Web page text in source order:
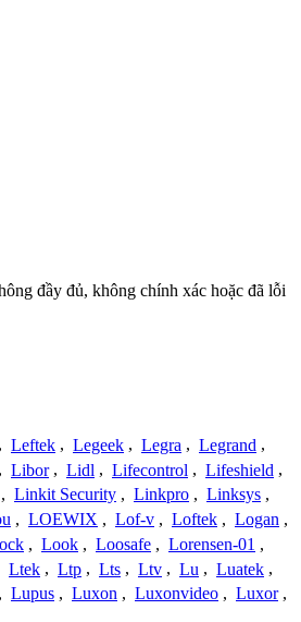
đầy đủ, không chính xác hoặc đã lỗi
, Leftek , Legeek , Legra , Legrand ,
, Libor , Lidl , Lifecontrol , Lifeshield ,
, Linkit Security , Linkpro , Linksys ,
, LOEWIX , Lof-v , Loftek , Logan ,
, Look , Loosafe , Lorensen-01 ,
Ltek , Ltp , Lts , Ltv , Lu , Luatek ,
, Lupus , Luxon , Luxonvideo , Luxor ,